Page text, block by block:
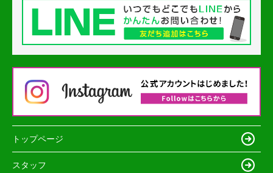
トップページ
スタッフ